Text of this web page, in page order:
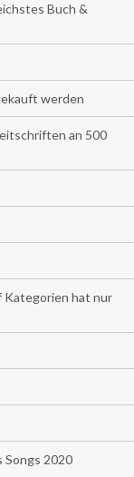
Buch &
werden
an 500
Kategorien hat nur
Songs 2020